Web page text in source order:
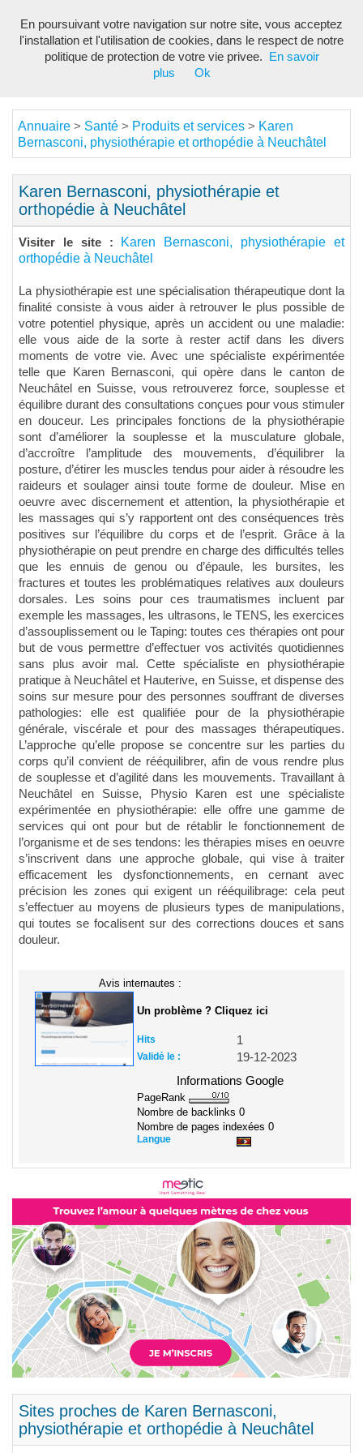
Annuaire > Santé > Produits et services > Karen
Bernasconi, physiothérapie et orthopédie à Neuchâtel
Karen Bernasconi, physiothérapie et
orthopédie à Neuchâtel
Visiter le site : Karen Bernasconi, physiothérapie et
orthopédie à Neuchâtel
La physiothérapie est une spécialisation thérapeutique dont la
finalité consiste à vous aider à retrouver le plus possible de
votre potentiel physique, après un accident ou une maladie:
elle vous aide de la sorte à rester actif dans les divers
moments de votre vie. Avec une spécialiste expérimentée
telle que Karen Bernasconi, qui opère dans le canton de
Neuchâtel en Suisse, vous retrouverez force, souplesse et
équilibre durant des consultations conçues pour vous stimuler
en douceur. Les principales fonctions de la physiothérapie
sont d’améliorer la souplesse et la musculature globale,
d’accroître l’amplitude des mouvements, d’équilibrer la
posture, d’étirer les muscles tendus pour aider à résoudre les
raideurs et soulager ainsi toute forme de douleur. Mise en
oeuvre avec discernement et attention, la physiothérapie et
les massages qui s’y rapportent ont des conséquences très
positives sur l’équilibre du corps et de l’esprit. Grâce à la
physiothérapie on peut prendre en charge des difficultés telles
que les ennuis de genou ou d’épaule, les bursites, les
fractures et toutes les problématiques relatives aux douleurs
dorsales. Les soins pour ces traumatismes incluent par
exemple les massages, les ultrasons, le TENS, les exercices
d’assouplissement ou le Taping: toutes ces thérapies ont pour
but de vous permettre d’effectuer vos activités quotidiennes
sans plus avoir mal. Cette spécialiste en physiothérapie
pratique à Neuchâtel et Hauterive, en Suisse, et dispense des
soins sur mesure pour des personnes souffrant de diverses
pathologies: elle est qualifiée pour de la physiothérapie
générale, viscérale et pour des massages thérapeutiques.
L’approche qu’elle propose se concentre sur les parties du
corps qu’il convient de rééquilibrer, afin de vous rendre plus
de souplesse et d’agilité dans les mouvements. Travaillant à
Neuchâtel en Suisse, Physio Karen est une spécialiste
expérimentée en physiothérapie: elle offre une gamme de
services qui ont pour but de rétablir le fonctionnement de
l’organisme et de ses tendons: les thérapies mises en oeuvre
s’inscrivent dans une approche globale, qui vise à traiter
efficacement les dysfonctionnements, en cernant avec
précision les zones qui exigent un rééquilibrage: cela peut
s’effectuer au moyens de plusieurs types de manipulations,
qui toutes se focalisent sur des corrections douces et sans
douleur.
Avis internautes :
Un problème ? Cliquez ici
Hits 1
Validé le :
19-12-2023
Informations Google
PageRank
Nombre de backlinks 0
Nombre de pages indexées 0
Langue
Sites proches de Karen Bernasconi,
physiothérapie et orthopédie à Neuchâtel
En poursuivant votre navigation sur notre site, vous acceptez
l'installation et l'utilisation de cookies, dans le respect de notre
politique de protection de votre vie privee.
En savoir
plus
Ok